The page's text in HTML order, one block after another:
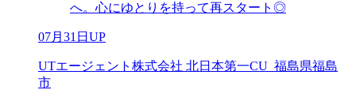
へ。心にゆとりを持って再スタート◎
07月31日UP
UTエージェント株式会社 北日本第一CU_福島県福島
市